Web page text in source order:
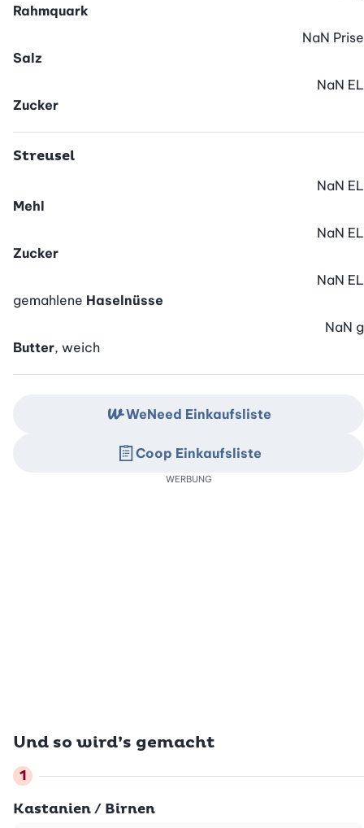
Rahmquark
Salz
NaN Prise
Zucker
NaN EL
Streusel
Mehl
NaN EL
Zucker
NaN EL
gemahlene Haselnüsse
NaN EL
Butter, weich
NaN g
Und so wird’s gemacht
Kastanien / Birnen
WeNeed Einkaufsliste
Coop Einkaufsliste
WERBUNG